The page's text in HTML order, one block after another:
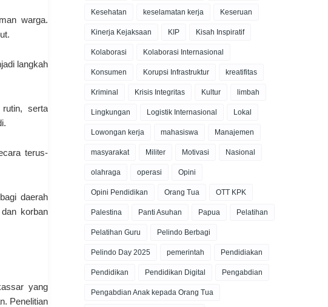
warga.
langkah
rutin, serta
terus-
daerah
korban
yang
Penelitian
Kesehatan keselamatan kerja Keseruan
Kinerja Kejaksaan KIP Kisah Inspiratif
Kolaborasi Kolaborasi Internasional
Konsumen Korupsi Infrastruktur kreatifitas
Kriminal Krisis Integritas Kultur limbah
Lingkungan Logistik Internasional Lokal
Lowongan kerja mahasiswa Manajemen
masyarakat Militer Motivasi Nasional
olahraga operasi Opini
Opini Pendidikan Orang Tua OTT KPK
Palestina Panti Asuhan Papua Pelatihan
Pelatihan Guru Pelindo Berbagi
Pelindo Day 2025 pemerintah Pendidiakan
Pendidikan Pendidikan Digital Pengabdian
Pengabdian Anak kepada Orang Tua